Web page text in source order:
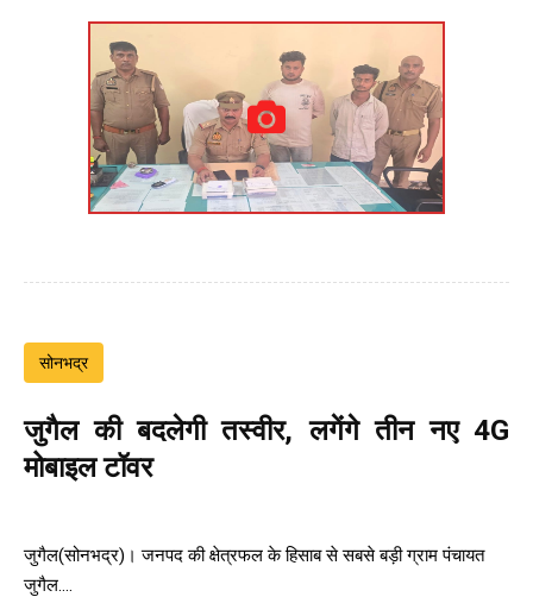
सोनभद्र
जुगैल की बदलेगी तस्वीर, लगेंगे तीन नए 4G
मोबाइल टॉवर
जुगैल(सोनभद्र)। जनपद की क्षेत्रफल के हिसाब से सबसे बड़ी ग्राम पंचायत
जुगैल....